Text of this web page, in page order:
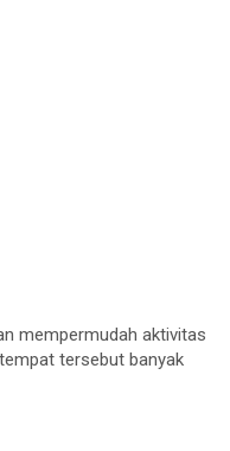
mempermudah aktivitas
tersebut banyak